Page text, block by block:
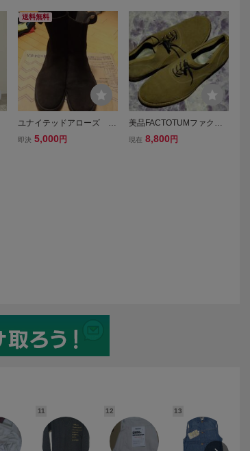
送料無料
ユナイテッドアローズ U
NITED ARROWS 42 メン
即決 5,000 円
美品FACTOTUMファクト
タムスエードレザーダブル
現在 8,800 円
11 12 13